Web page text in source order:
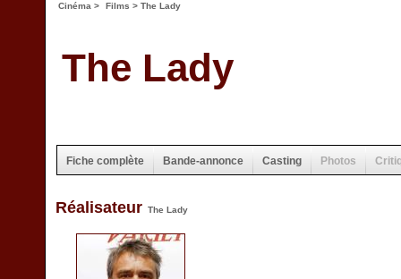
Cinéma > Films > The Lady
The Lady
Fiche complète Bande-annonce Casting Photos
Réalisateur The Lady